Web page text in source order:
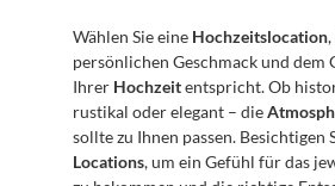
Wählen Sie eine Hochzeitslocation
persönlichen Geschmack und dem
Ihrer Hochzeit entspricht. Ob
rustikal oder elegant – die
Locations, um ein Gefühl für das